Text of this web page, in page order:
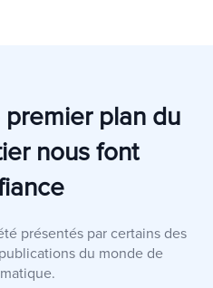
plan du
nous font
présentés par certains des
du monde de